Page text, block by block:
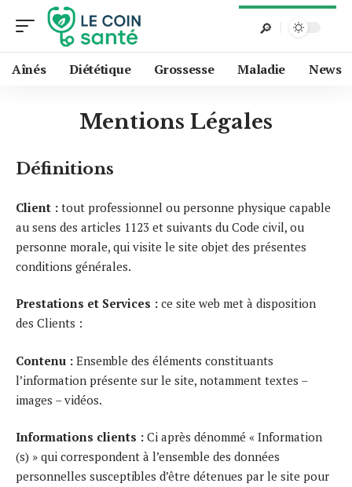
Aînés Diététique Grossesse Maladie News
Mentions Légales
Définitions
Client : tout professionnel ou personne physique capable
au sens des articles 1123 et suivants du Code civil, ou
personne morale, qui visite le site objet des présentes
conditions générales.
Prestations et Services : ce site web met à disposition
des Clients :
Contenu : Ensemble des éléments constituants
l’information présente sur le site, notamment textes –
images – vidéos.
Informations clients : Ci après dénommé « Information
(s) » qui correspondent à l’ensemble des données
personnelles susceptibles d’être détenues par le site pour